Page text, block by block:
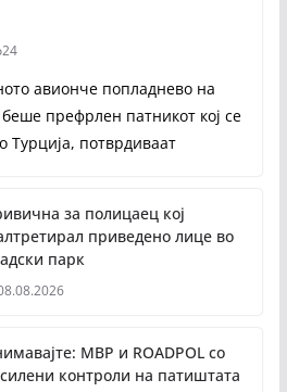
авионче попладнево на
префрлен патникот кој се
Турција, потврдиваат
за полицаец кој
приведено лице во
парк
МВР и ROADPOL со
контроли на патиштата